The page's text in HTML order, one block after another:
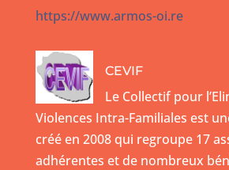
https://www.armos-oi.re
CEVIF
Le Collectif pour
Violences Intra-Familiales est
créé en 2008 qui regroupe 17
adhérentes et de nombreux